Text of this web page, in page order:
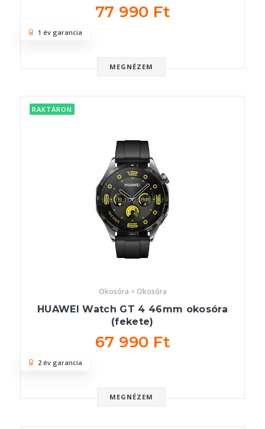
77 990 Ft
MEGNÉZEM
1 év garancia
RAKTÁRON
Okosóra > Okosóra
HUAWEI Watch GT 4 46mm okosóra
(fekete)
67 990 Ft
MEGNÉZEM
2 év garancia